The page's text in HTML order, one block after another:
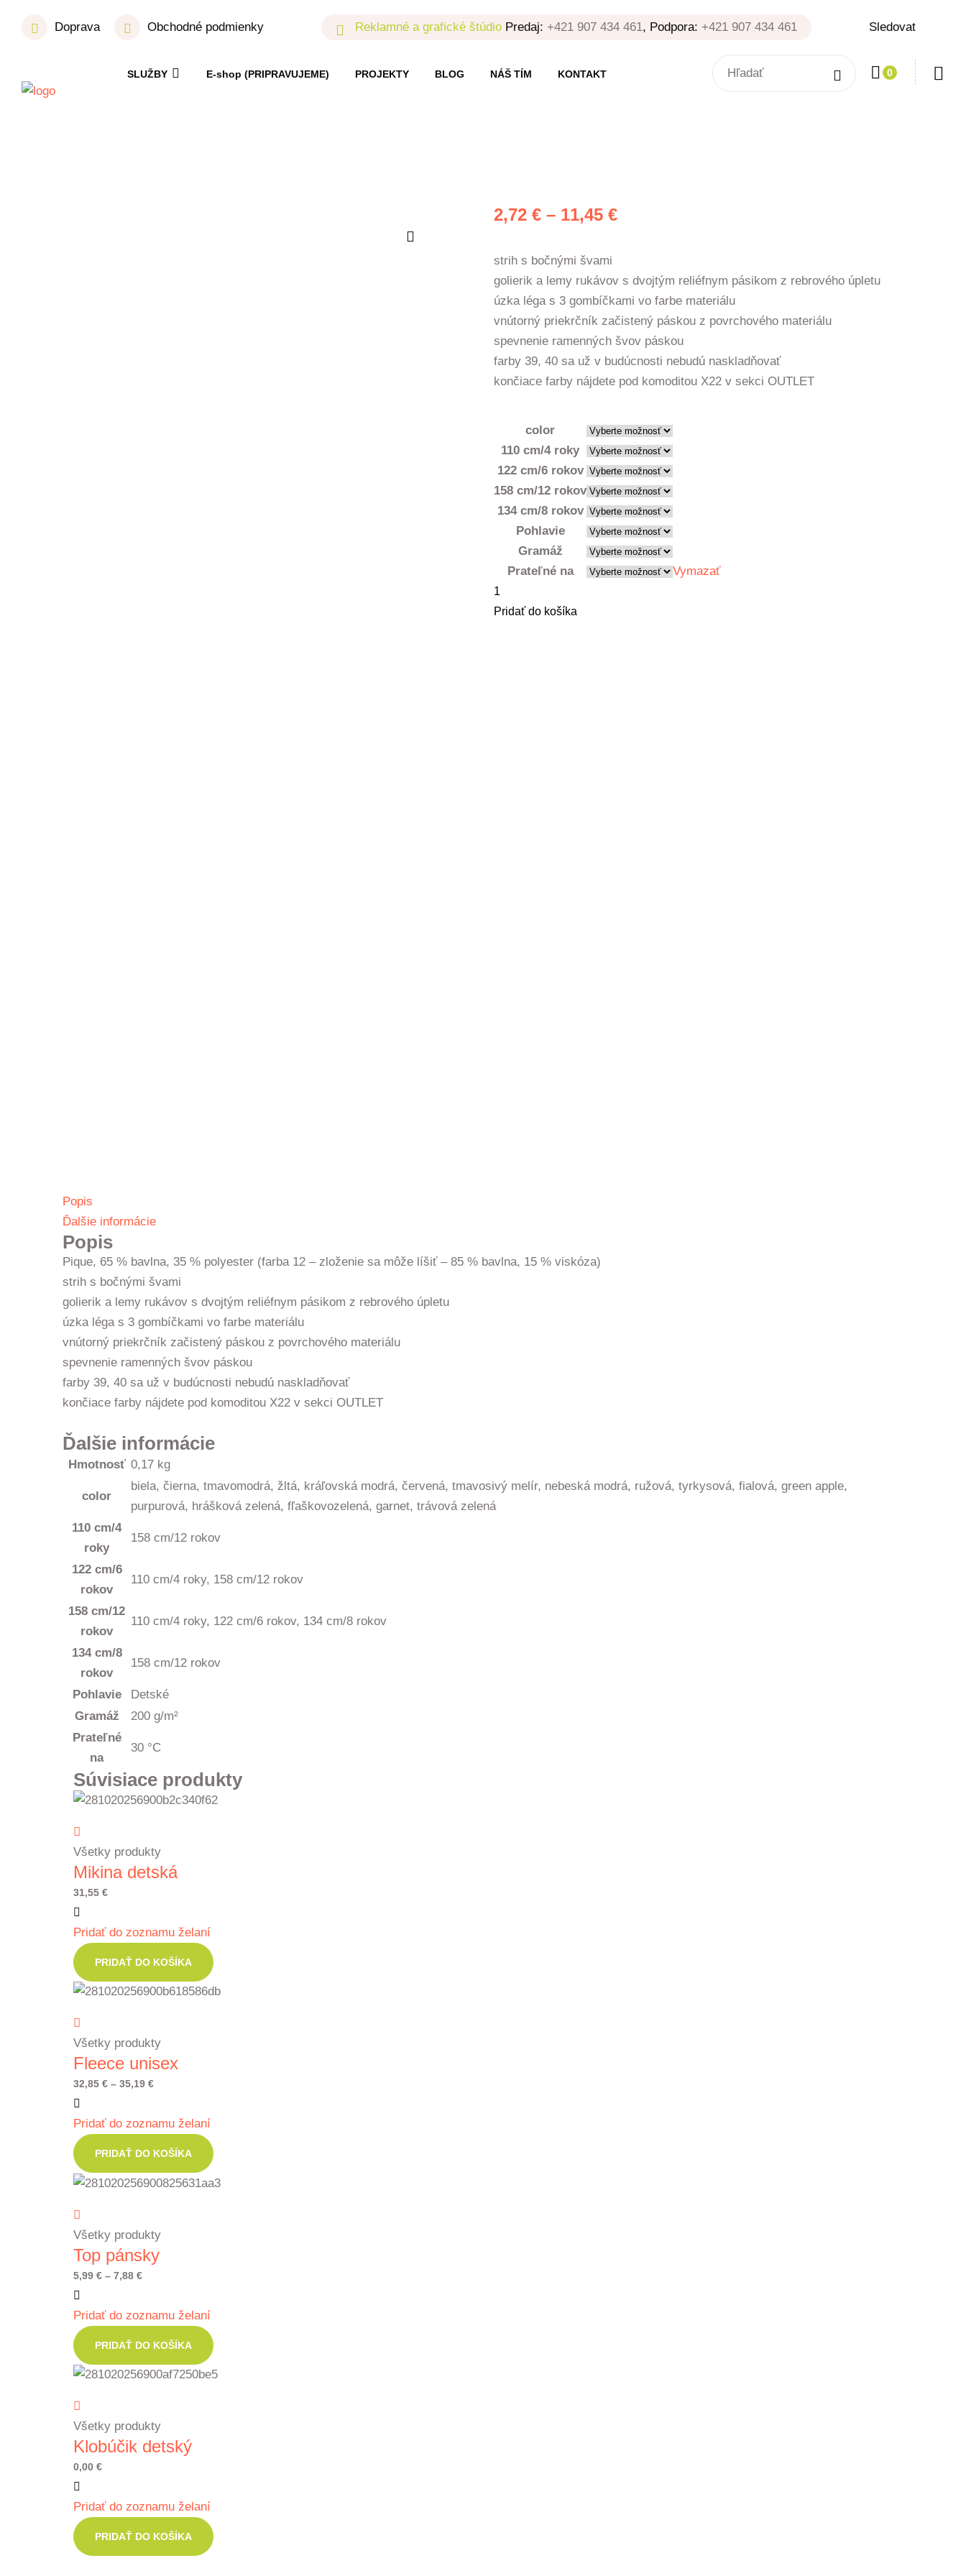
Doprava Obchodné podmienky Reklamné a grafické štúdio Predaj: +421 907 434 461, Podpora: +421 907 434 461 Sledovat
SLUŽBY E-shop (PRIPRAVUJEME) PROJEKTY BLOG NÁŠ TÍM KONTAKT 0
2,72 € – 11,45 €Price
through
11,45 €
strih s bočnými švami
golierik a lemy rukávov s dvojtým reliéfnym pásikom z rebrového úpletu
úzka léga s 3 gombíčkami vo farbe materiálu
vnútorný priekrčník začistený páskou z povrchového materiálu
spevnenie ramenných švov páskou
farby 39, 40 sa už v budúcnosti nebudú naskladňovať
končiace farby nájdete pod komoditou X22 v sekci OUTLET
color
110 cm/4 roky
122 cm/6 rokov
158 cm/12 rokov
134 cm/8 rokov
Pohlavie
Gramáž
Prateľné na
Vymazať
množstvo
Polokošeľa
Pridať do košíka
Popis
Ďalšie informácie
Popis
Pique, 65 % bavlna, 35 % polyester (farba 12 – zloženie sa môže líšiť – 85 % bavlna, 15 % viskóza)
strih s bočnými švami
golierik a lemy rukávov s dvojtým reliéfnym pásikom z rebrového úpletu
úzka léga s 3 gombíčkami vo farbe materiálu
vnútorný priekrčník začistený páskou z povrchového materiálu
spevnenie ramenných švov páskou
farby 39, 40 sa už v budúcnosti nebudú naskladňovať
končiace farby nájdete pod komoditou X22 v sekci OUTLET
Ďalšie informácie
Hmotnosť 0,17 kg
color
biela, čierna, tmavomodrá, žltá, kráľovská modrá, červená, tmavosivý melír, nebeská modrá, ružová, tyrkysová, fialová, green apple,
purpurová, hrášková zelená, fľaškovozelená, garnet, trávová zelená
110 cm/4
roky
158 cm/12 rokov
122 cm/6
rokov
110 cm/4 roky, 158 cm/12 rokov
158 cm/12
rokov
110 cm/4 roky, 122 cm/6 rokov, 134 cm/8 rokov
134 cm/8
rokov
158 cm/12 rokov
Pohlavie
Detské
Gramáž
200 g/m²
Prateľné
na
30 °C
Súvisiace produkty
Všetky produkty
Mikina detská
31,55 €
Pridať do zoznamu želaní
PRIDAŤ DO KOŠÍKA
Všetky produkty
Fleece unisex
32,85 € – 35,19 €Price
32,85 €
Pridať do zoznamu želaní
PRIDAŤ DO KOŠÍKA
Všetky produkty
Top pánsky
5,99 € – 7,88 €Price
5,99 €
Pridať do zoznamu želaní
PRIDAŤ DO KOŠÍKA
Všetky produkty
Klobúčik detský
0,00 €
Pridať do zoznamu želaní
PRIDAŤ DO KOŠÍKA